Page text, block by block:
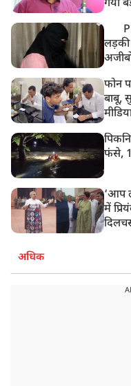
गया
लड़की
फोन
बाबू,
फंसे,
‘आप
में
अधिक